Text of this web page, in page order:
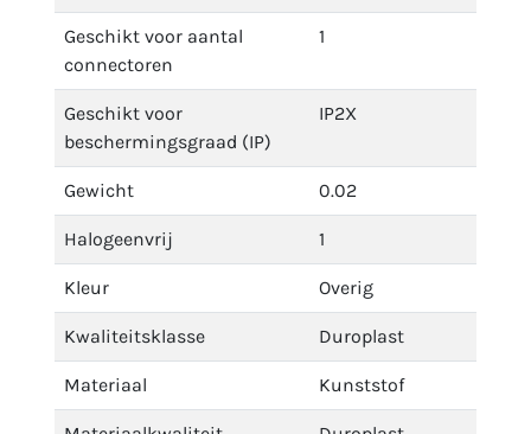
Geschikt voor aantal
connectoren
1
Geschikt voor
beschermingsgraad (IP)
IP2X
Gewicht 0.02
Halogeenvrij 1
Kleur Overig
Kwaliteitsklasse Duroplast
Materiaal Kunststof